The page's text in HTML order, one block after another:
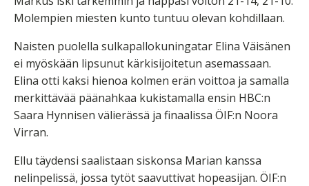
Molempien miesten kunto tuntuu olevan kohdillaan.
Naisten puolella sulkapallokuningatar Elina Väisänen
ei myöskään lipsunut kärkisijoitetun asemassaan.
Elina otti kaksi hienoa kolmen erän voittoa ja samalla
merkittävää päänahkaa kukistamalla ensin HBC:n
Saara Hynnisen välierässä ja finaalissa ÖIF:n Noora
Virran.
Ellu täydensi saalistaan siskonsa Marian kanssa
nelinpelissä, jossa tytöt saavuttivat hopeasijan. ÖIF:n